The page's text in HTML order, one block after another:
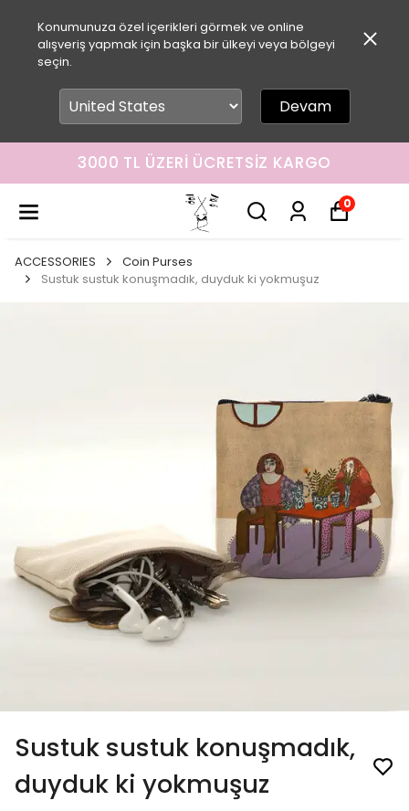
Konumunuza özel içerikleri görmek ve online
alışveriş yapmak için başka bir ülkeyi veya bölgeyi
seçin.
Devam
3000 TL ÜZERI ÜCRETSIZ KARGO
0
ACCESSORIES
Coin Purses
Sustuk sustuk konuşmadık, duyduk ki yokmuşuz
Sustuk sustuk konuşmadık,
duyduk ki yokmuşuz